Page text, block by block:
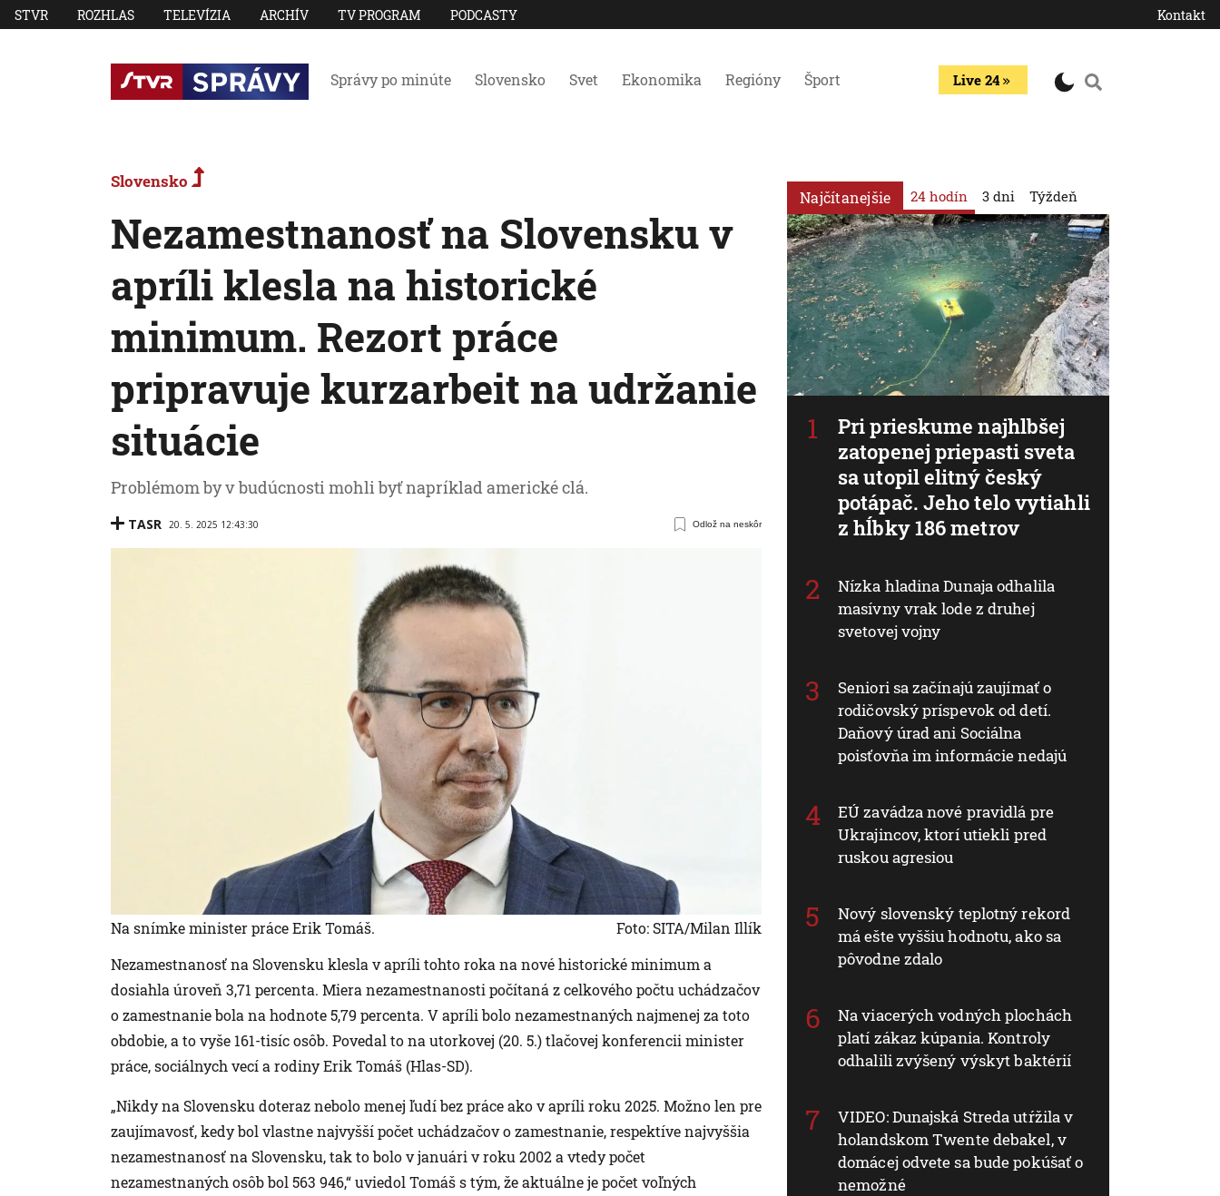
STVR ROZHLAS TELEVÍZIA ARCHÍV TV PROGRAM PODCASTY Kontakt
Správy po minúte Slovensko Svet Ekonomika Regióny Šport Live 24
Slovensko
Nezamestnanosť na Slovensku v
apríli klesla na historické
minimum. Rezort práce
pripravuje kurzarbeit na udržanie
situácie
Problémom by v budúcnosti mohli byť napríklad americké clá.
TASR 20. 5. 2025 12:43:30 Odlož na neskôr
Na snímke minister práce Erik Tomáš.
Foto: SITA/Milan Illík
Nezamestnanosť na Slovensku klesla v apríli tohto roka na nové historické minimum a
dosiahla úroveň 3,71 percenta. Miera nezamestnanosti počítaná z celkového počtu uchádzačov
o zamestnanie bola na hodnote 5,79 percenta. V apríli bolo nezamestnaných najmenej za toto
obdobie, a to vyše 161-tisíc osôb. Povedal to na utorkovej (20. 5.) tlačovej konferencii minister
práce, sociálnych vecí a rodiny Erik Tomáš (Hlas-SD).
„Nikdy na Slovensku doteraz nebolo menej ľudí bez práce ako v apríli roku 2025. Možno len pre
zaujímavosť, kedy bol vlastne najvyšší počet uchádzačov o zamestnanie, respektíve najvyššia
nezamestnanosť na Slovensku, tak to bolo v januári v roku 2002 a vtedy počet
nezamestnaných osôb bol 563 946,“ uviedol Tomáš s tým, že aktuálne je počet voľných
Najčítanejšie 24 hodín
Pri prieskume najhlbšej
zatopenej priepasti sveta
sa utopil elitný český
potápač. Jeho telo vytiahli
z hĺbky 186 metrov
Nízka hladina Dunaja odhalila
masívny vrak lode z druhej
svetovej vojny
Seniori sa začínajú zaujímať o
rodičovský príspevok od detí.
Daňový úrad ani Sociálna
poisťovňa im informácie nedajú
EÚ zavádza nové pravidlá pre
Ukrajincov, ktorí utiekli pred
ruskou agresiou
Nový slovenský teplotný rekord
má ešte vyššiu hodnotu, ako sa
pôvodne zdalo
Na viacerých vodných plochách
platí zákaz kúpania. Kontroly
odhalili zvýšený výskyt baktérií
VIDEO: Dunajská Streda utŕžila v
holandskom Twente debakel, v
domácej odvete sa bude pokúšať o
nemožné
3 dni Týždeň